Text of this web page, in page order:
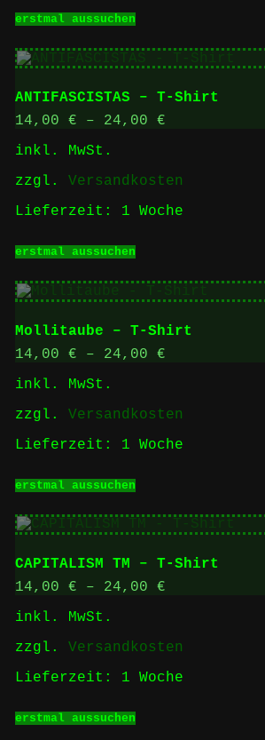
erstmal aussuchenProdukt
mehrere
Varianten
auf.
Die
Optionen
Produktseite
werden
ANTIFASCISTAS – T-Shirt
14,00 € – 24,00 €
inkl. MwSt.
zzgl. Versandkosten
Lieferzeit: 1 Woche
erstmal aussuchenProdukt
mehrere
Varianten
auf.
Die
Optionen
Produktseite
werden
Mollitaube – T-Shirt
14,00 € – 24,00 €
inkl. MwSt.
zzgl. Versandkosten
Lieferzeit: 1 Woche
erstmal aussuchenProdukt
mehrere
Varianten
Die
Optionen
Produktseite
werden
CAPITALISM TM – T-Shirt
14,00 € – 24,00 €
inkl. MwSt.
zzgl. Versandkosten
Lieferzeit: 1 Woche
erstmal aussuchenProdukt